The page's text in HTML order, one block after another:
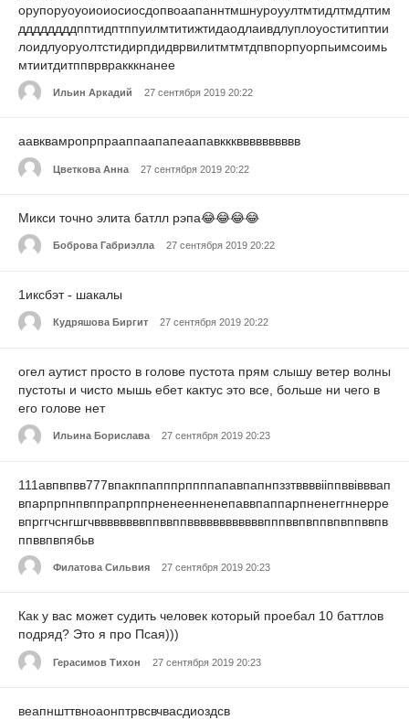
орупоруоуоиоиосиосдопвоаапаннтмшнуроуултмтидлтмдлтим
ддддддддпптидптппуилмтитижтидаодлаивдлуплоуоститиптии
лоидлуоруолтстидирпдидврвилитмтмтдпвпорпуорпьимсоимь
мтиитдитппврвракккнанее
Ильин Аркадий 27 сентября 2019 20:22
аавквамропрпрааппаапапеаапавккквввввввввв
Цветкова Анна 27 сентября 2019 20:22
Микси точно элита батлл рэпа😂😂😂😂
Боброва Габриэлла 27 сентября 2019 20:22
1иксбэт - шакалы
Кудряшова Биргит 27 сентября 2019 20:22
огел аутист просто в голове пустота прям слышу ветер волны
пустоты и чисто мышь ебет кактус это все, больше ни чего в
его голове нет
Ильина Борислава 27 сентября 2019 20:23
111авпвпвв777впакппапппрппппапавпапнпззтввввііппввівввап
впарпрпнпвппрапрппрненеенненепаввпаппарпненеггннерре
впрггчснгшгчввввввввппввппввввввввввввпппввпвппвпвппввпв
ппввпвпябьв
Филатова Сильвия 27 сентября 2019 20:23
Как у вас может судить человек который проебал 10 баттлов
подряд? Это я про Псая)))
Герасимов Тихон 27 сентября 2019 20:23
веапншттвноаонптрвсвчвасдиоздсв